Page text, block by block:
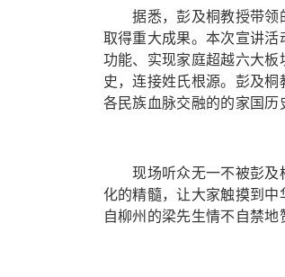
据悉，彭及桐教授带领的
取得重大成果。本次宣讲
功能、实现家庭超越六大
史，连接姓氏根源。彭及
各民族血脉交融的的家国历
现场听众无一不被彭及桐
化的精髓，让大家触摸到
自柳州的梁先生情不自禁地